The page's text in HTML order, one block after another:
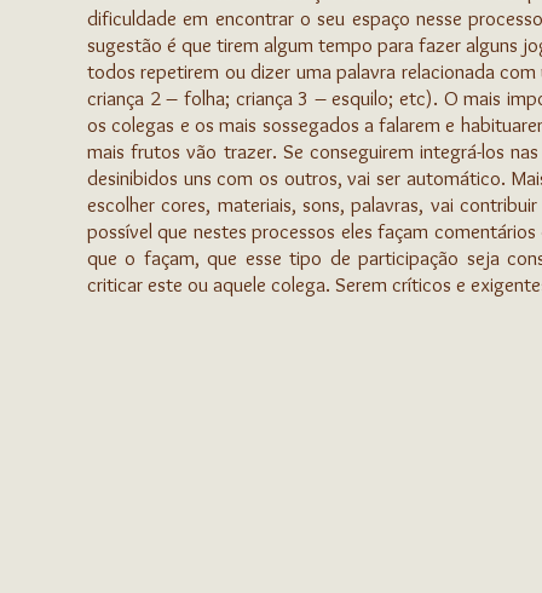
dificuldade em encontrar o seu espaço nesse
sugestão é que tirem algum tempo para fazer alguns
todos repetirem ou dizer uma palavra relacionada
criança 2 – folha; criança 3 – esquilo; etc). O mais
os colegas e os mais sossegados a falarem e
mais frutos vão trazer. Se conseguirem integrá-los
desinibidos uns com os outros, vai ser automático.
escolher cores, materiais, sons, palavras, vai
possível que nestes processos eles façam
que o façam, que esse tipo de participação seja
criticar este ou aquele colega. Serem críticos e